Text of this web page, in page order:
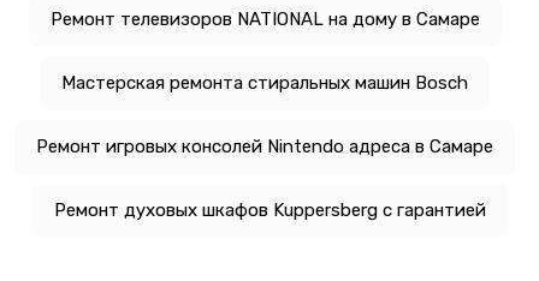
Ремонт телевизоров NATIONAL на дому в Самаре
Мастерская ремонта стиральных машин Bosch
Ремонт игровых консолей Nintendo адреса в Самаре
Ремонт духовых шкафов Kuppersberg с гарантией